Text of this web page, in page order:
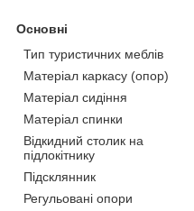
Основні
Тип туристичних меблів
Матеріал каркасу (опор)
Матеріал сидіння
Матеріал спинки
Відкидний столик на
підлокітнику
Підсклянник
Регульовані опори